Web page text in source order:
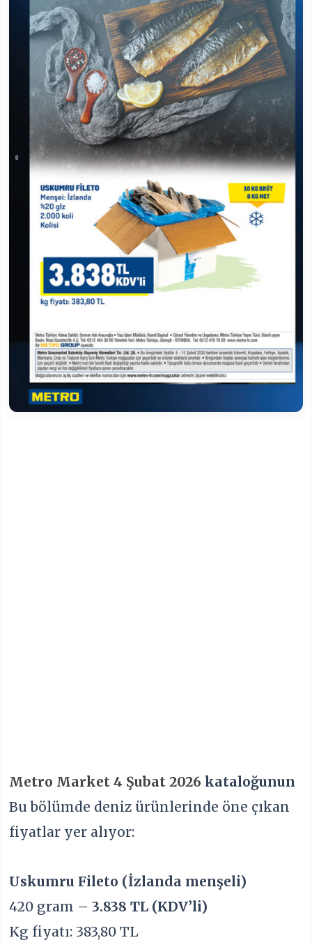
Metro Market 4 Şubat 2026 kataloğunun
Bu bölümde deniz ürünlerinde öne çıkan
fiyatlar yer alıyor:
Uskumru Fileto (İzlanda menşeli)
420 gram –3.838 TL (KDV’li)
Kg fiyatı: 383,80 TL